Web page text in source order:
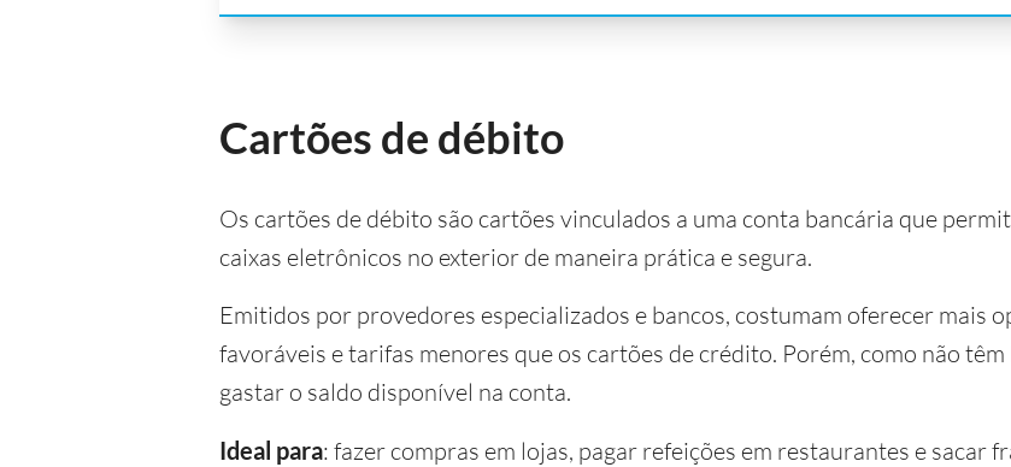
Cartões de débito
Os cartões de débito são cartões vinculados a uma conta bancária que
caixas eletrônicos no exterior de maneira prática e segura.
Emitidos por provedores especializados e bancos, costumam oferecer mais
favoráveis e tarifas menores que os cartões de crédito. Porém, como não
gastar o saldo disponível na conta.
Ideal para: fazer compras em lojas, pagar refeições em restaurantes e sacar